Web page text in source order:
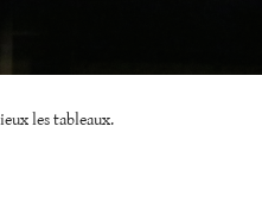
les tableaux.